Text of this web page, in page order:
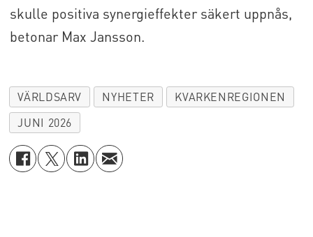
skulle positiva synergieffekter säkert uppnås,
betonar Max Jansson.
VÄRLDSARV NYHETER
KVARKENREGIONEN
JUNI 2026